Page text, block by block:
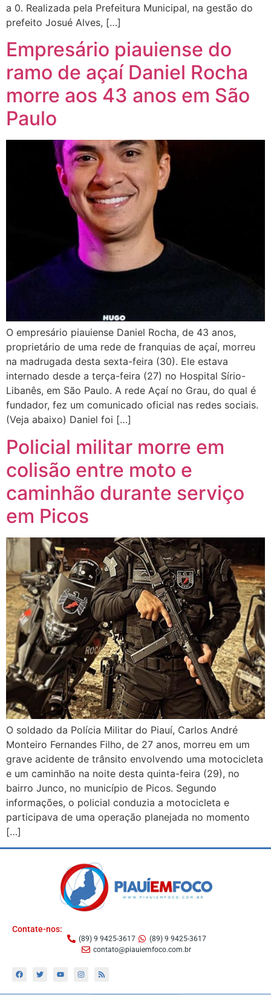
a 0. Realizada pela Prefeitura Municipal, na gestão do
prefeito Josué Alves, […]
Empresário piauiense do
ramo de açaí Daniel Rocha
morre aos 43 anos em São
Paulo
O empresário piauiense Daniel Rocha, de 43 anos,
proprietário de uma rede de franquias de açaí, morreu
na madrugada desta sexta-feira (30). Ele estava
internado desde a terça-feira (27) no Hospital Sírio-
Libanês, em São Paulo. A rede Açaí no Grau, do qual é
fundador, fez um comunicado oficial nas redes sociais.
(Veja abaixo) Daniel foi […]
Policial militar morre em
colisão entre moto e
caminhão durante serviço
em Picos
O soldado da Polícia Militar do Piauí, Carlos André
Monteiro Fernandes Filho, de 27 anos, morreu em um
grave acidente de trânsito envolvendo uma motocicleta
e um caminhão na noite desta quinta-feira (29), no
bairro Junco, no município de Picos. Segundo
informações, o policial conduzia a motocicleta e
participava de uma operação planejada no momento
[…]
Contate-nos:
(89) 9 9425-3617
(89) 9 9425-3617
contato@piauiemfoco.com.br